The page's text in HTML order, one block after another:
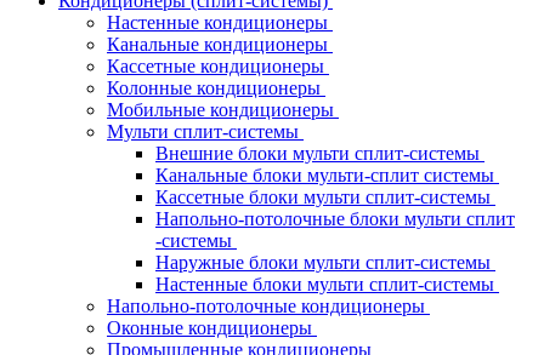
Настенные кондиционеры
Канальные кондиционеры
Кассетные кондиционеры
Колонные кондиционеры
Мобильные кондиционеры
Мульти сплит-системы
Внешние блоки мульти сплит-системы
Канальные блоки мульти-сплит системы
Кассетные блоки мульти сплит-системы
Напольно-потолочные блоки мульти сплит
-системы
Наружные блоки мульти сплит-системы
Настенные блоки мульти сплит-системы
Напольно-потолочные кондиционеры
Оконные кондиционеры
Промышленные кондиционеры